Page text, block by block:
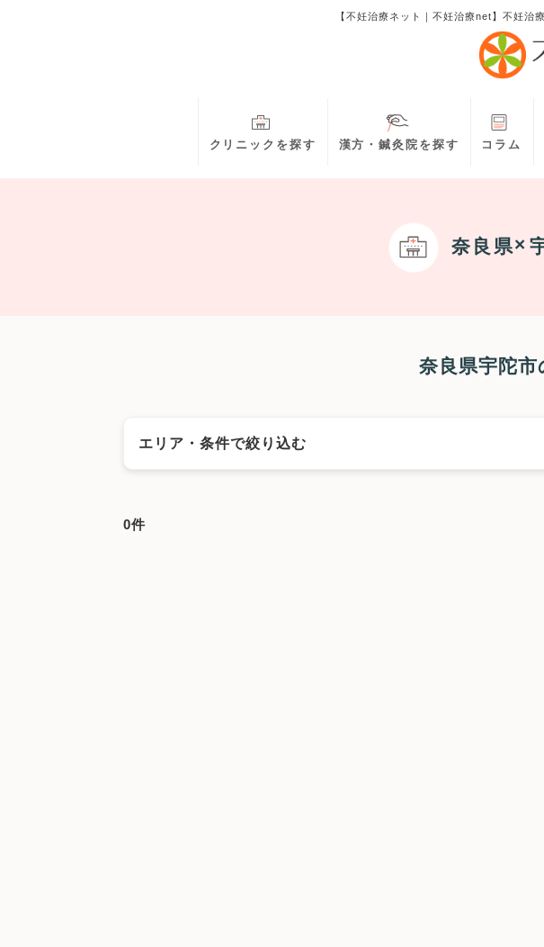
【不妊治療ネット｜不妊治療net】不妊治
クリニックを探す 漢方・鍼灸院を探す コラム
奈良県
奈良県宇陀
エリア・条件で絞り込む
0件